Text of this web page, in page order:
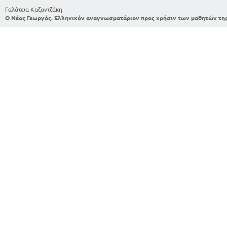
Γαλάτεια Καζαντζάκη
Ο Νέος Γεωργός. Ελληνικόν αναγνωσματάριον προς χρήσιν των μαθητών